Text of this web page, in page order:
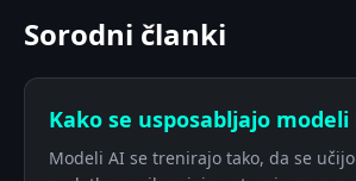
Sorodni članki
Kako se usposabljajo
Modeli AI se trenirajo tako, da se